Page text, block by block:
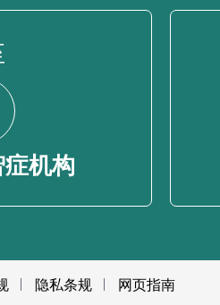
机构
隐私条规 网页指南